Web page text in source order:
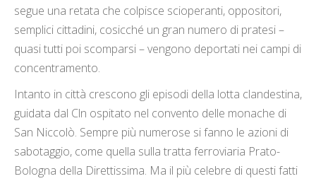
segue una retata che colpisce scioperanti, oppositori,
semplici cittadini, cosicché un gran numero di pratesi –
quasi tutti poi scomparsi – vengono deportati nei campi di
concentramento.
Intanto in città crescono gli episodi della lotta clandestina,
guidata dal Cln ospitato nel convento delle monache di
San Niccolò. Sempre più numerose si fanno le azioni di
sabotaggio, come quella sulla tratta ferroviaria Prato-
Bologna della Direttissima. Ma il più celebre di questi fatti